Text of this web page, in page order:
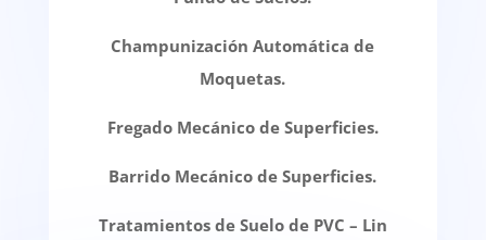
Champunización Automática de
Moquetas.
Fregado Mecánico de Superficies.
Barrido Mecánico de Superficies.
Tratamientos de Suelo de PVC – Lin